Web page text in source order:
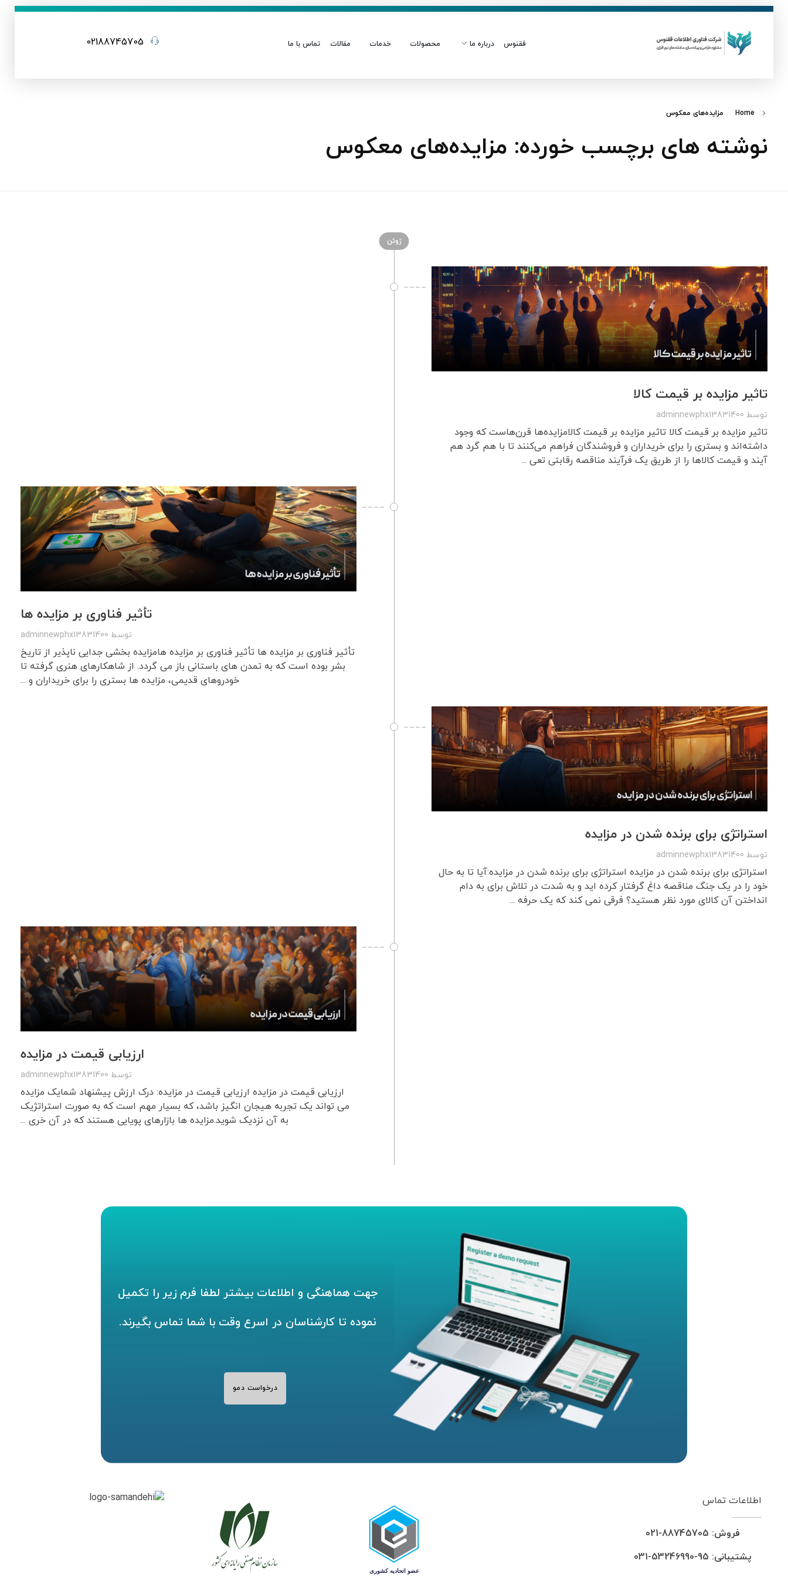
ققنوس درباره ما محصولات خدمات مقالات تماس با ما 02188745705
Home مزایده‌های معکوس
نوشته های برچسب خورده: مزایده‌های معکوس
ژوئن
تاثیر مزایده بر قیمت کالا
توسط adminnewphx13831400
تاثیر مزایده بر قیمت کالا تاثیر مزایده بر قیمت کالامزایده‌ها قرن‌هاست که وجود
داشته‌اند و بستری را برای خریداران و فروشندگان فراهم می‌کنند تا با هم گرد هم
آیند و قیمت کالاها را از طریق یک فرآیند مناقصه رقابتی تعی ...
تأثیر فناوری بر مزایده ها
توسط adminnewphx13831400
تأثیر فناوری بر مزایده ها تأثیر فناوری بر مزایده هامزایده بخشی جدایی ناپذیر از تاریخ
بشر بوده است که به تمدن های باستانی باز می گردد. از شاهکارهای هنری گرفته تا
خودروهای قدیمی، مزایده ها بستری را برای خریداران و ...
استراتژی برای برنده شدن در مزایده
توسط adminnewphx13831400
استراتژی برای برنده شدن در مزایده استراتژی برای برنده شدن در مزایده:آیا تا به حال
خود را در یک جنگ مناقصه داغ گرفتار کرده اید و به شدت در تلاش برای به دام
انداختن آن کالای مورد نظر هستید؟ فرقی نمی کند که یک حرفه ...
ارزیابی قیمت در مزایده
توسط adminnewphx13831400
ارزیابی قیمت در مزایده ارزیابی قیمت در مزایده: درک ارزش پیشنهاد شمایک مزایده
می تواند یک تجربه هیجان انگیز باشد، که بسیار مهم است که به صورت استراتژیک
به آن نزدیک شوید.مزایده ها بازارهای پویایی هستند که در آن خری ...
جهت هماهنگی و اطلاعات بیشتر لطفا فرم زیر را تکمیل
نموده تا کارشناسان در اسرع وقت با شما تماس بگیرند.
درخواست دمو
اطلاعات تماس
فروش: 88745705-021
پشتیبانی: 95-53246990-031